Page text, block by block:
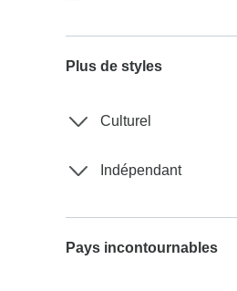
Plus de styles
Culturel
Indépendant
Pays incontournables